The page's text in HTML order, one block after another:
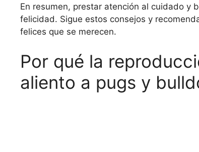
En resumen, prestar atención al cuidado y
felicidad. Sigue estos consejos y
felices que se merecen.
Por qué la
aliento a pugs y